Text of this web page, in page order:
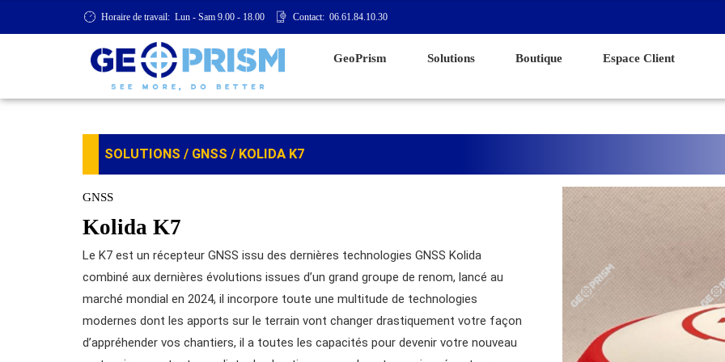
Horaire de travail: Lun - Sam 9.00 - 18.00 Contact: 06.61.84.10.30
GeoPrism Solutions Boutique Espace Client
SOLUTIONS / GNSS / KOLIDA K7
GNSS
Kolida K7
Le K7 est un récepteur GNSS issu des dernières technologies GNSS Kolida
combiné aux dernières évolutions issues d’un grand groupe de renom, lancé au
marché mondial en 2024, il incorpore toute une multitude de technologies
modernes dont les apports sur le terrain vont changer drastiquement votre façon
d’appréhender vos chantiers, il a toutes les capacités pour devenir votre nouveau